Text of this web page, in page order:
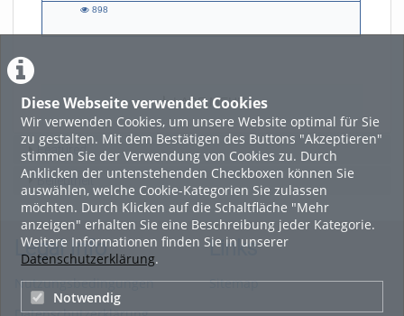
Diese Webseite verwendet Cookies
Wir verwenden Cookies, um unsere Website optimal für Sie
zu gestalten. Mit dem Bestätigen des Buttons "Akzeptieren"
stimmen Sie der Verwendung von Cookies zu. Durch
Anklicken der untenstehenden Checkboxen können Sie
auswählen, welche Cookie-Kategorien Sie zulassen
möchten. Durch Klicken auf die Schaltfläche "Mehr
anzeigen" erhalten Sie eine Beschreibung jeder Kategorie.
Weitere Informationen finden Sie in unserer
Datenschutzerklärung.
Notwendig
898
LADE MEHR
Featured
Beliebtheit
Legal Info
Nutzungsbedingungen
Links
Sitemap